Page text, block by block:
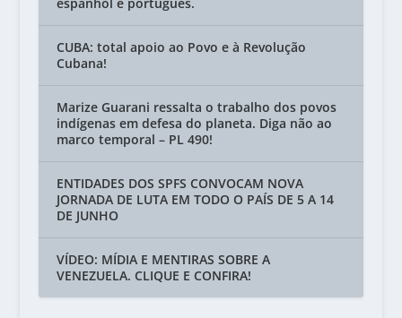
espanhol e português.
CUBA: total apoio ao Povo e à Revolução
Cubana!
Marize Guarani ressalta o trabalho dos povos
indígenas em defesa do planeta. Diga não ao
marco temporal – PL 490!
ENTIDADES DOS SPFS CONVOCAM NOVA
JORNADA DE LUTA EM TODO O PAÍS DE 5 A 14
DE JUNHO
VÍDEO: MÍDIA E MENTIRAS SOBRE A
VENEZUELA. CLIQUE E CONFIRA!